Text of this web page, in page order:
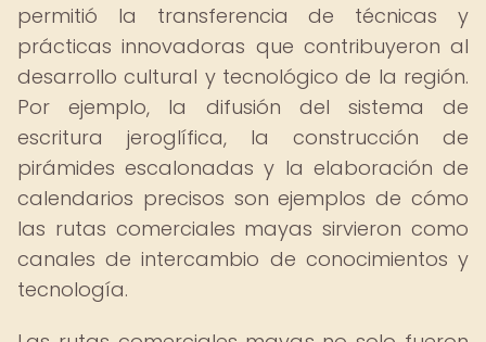
permitió la transferencia de técnicas y
prácticas innovadoras que contribuyeron al
desarrollo cultural y tecnológico de la región.
Por ejemplo, la difusión del sistema de
escritura jeroglífica, la construcción de
pirámides escalonadas y la elaboración de
calendarios precisos son ejemplos de cómo
las rutas comerciales mayas sirvieron como
canales de intercambio de conocimientos y
tecnología.